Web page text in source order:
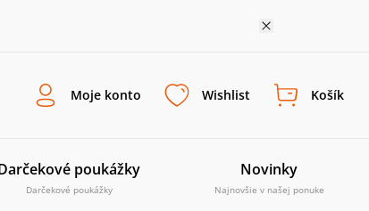
Moje konto Wishlist Košík
poukážky
Darčekové poukážky
Novinky
Najnovšie v našej ponuke